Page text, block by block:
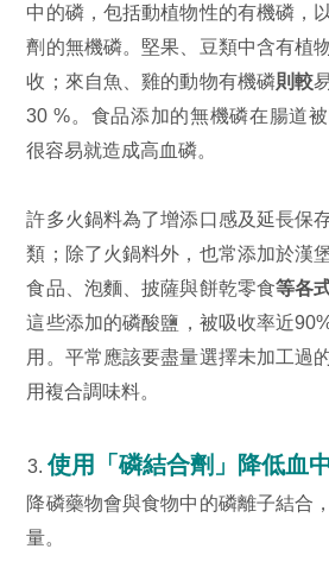
中的磷，包括動植物性的有機磷，
劑的無機磷。堅果、豆類中含有植
收；來自魚、雞的動物有機磷則較
30 %。食品添加的無機磷在腸道
很容易就造成高血磷。
許多火鍋料為了增添口感及延長保
類；除了火鍋料外，也常添加於漢
食品、泡麵、披薩與餅乾零食等各
這些添加的磷酸鹽，被吸收率近
用。平常應該要盡量選擇未加工過
用複合調味料。
使用「磷結合劑」降低血
降磷藥物會與食物中的磷離子結合
量。